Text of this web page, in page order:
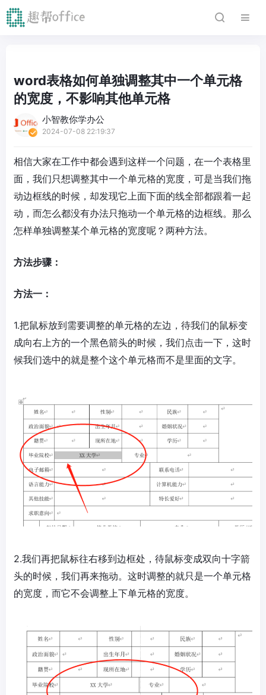
word表格如何单独调整其中一个单元格
的宽度，不影响其他单元格
小智教你学办公
2024-07-08 22:19:37
相信大家在工作中都会遇到这样一个问题，在一个表格里
面，我们只想调整其中一个单元格的宽度，可是当我们拖
动边框线的时候，却发现它上面下面的线全部都跟着一起
动，而怎么都没有办法只拖动一个单元格的边框线。那么
怎样单独调整某个单元格的宽度呢？两种方法。
方法步骤：
方法一：
1.把鼠标放到需要调整的单元格的左边，待我们的鼠标变
成向右上方的一个黑色箭头的时候，我们点击一下，这时
候我们选中的就是整个这个单元格而不是里面的文字。
2.我们再把鼠标往右移到边框处，待鼠标变成双向十字箭
头的时候，我们再来拖动。这时调整的就只是一个单元格
的宽度，而它不会调整上下单元格的宽度。